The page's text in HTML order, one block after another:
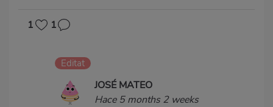
1 1
Editat
JOSÉ MATEO
Hace 5 months 2 weeks